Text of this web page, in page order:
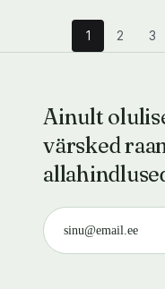
1 2 3
Ainult
värsked